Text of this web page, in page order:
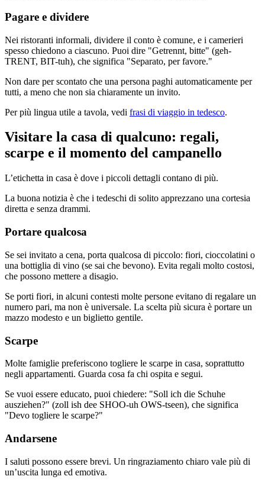
Pagare e dividere
Nei ristoranti informali, dividere il conto è comune, e i camerieri
spesso chiedono a ciascuno. Puoi dire "Getrennt, bitte" (geh-
TRENT, BIT-tuh), che significa "Separato, per favore."
Non dare per scontato che una persona paghi automaticamente per
tutti, a meno che non sia chiaramente un invito.
Per più lingua utile a tavola, vedi frasi di viaggio in tedesco.
Visitare la casa di qualcuno: regali,
scarpe e il momento del campanello
L’etichetta in casa è dove i piccoli dettagli contano di più.
La buona notizia è che i tedeschi di solito apprezzano una cortesia
diretta e senza drammi.
Portare qualcosa
Se sei invitato a cena, porta qualcosa di piccolo: fiori, cioccolatini o
una bottiglia di vino (se sai che bevono). Evita regali molto costosi,
che possono mettere a disagio.
Se porti fiori, in alcuni contesti molte persone evitano di regalare un
numero pari, ma non è universale. La scelta più sicura è portare un
mazzo modesto e un biglietto gentile.
Scarpe
Molte famiglie preferiscono togliere le scarpe in casa, soprattutto
negli appartamenti. Guarda cosa fa chi ospita e segui.
Se vuoi essere educato, puoi chiedere: "Soll ich die Schuhe
ausziehen?" (zoll ish dee SHOO-uh OWS-tseen), che significa
"Devo togliere le scarpe?"
Andarsene
I saluti possono essere brevi. Un ringraziamento chiaro vale più di
un’uscita lunga ed emotiva.